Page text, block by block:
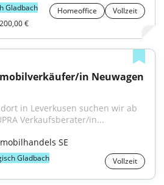
Gladbach Homeoffice
Vollzeit
€
in Neuwagen
in Leverkusen suchen wir ab
Verkaufsberater/in...
SE
Gladbach Vollzeit